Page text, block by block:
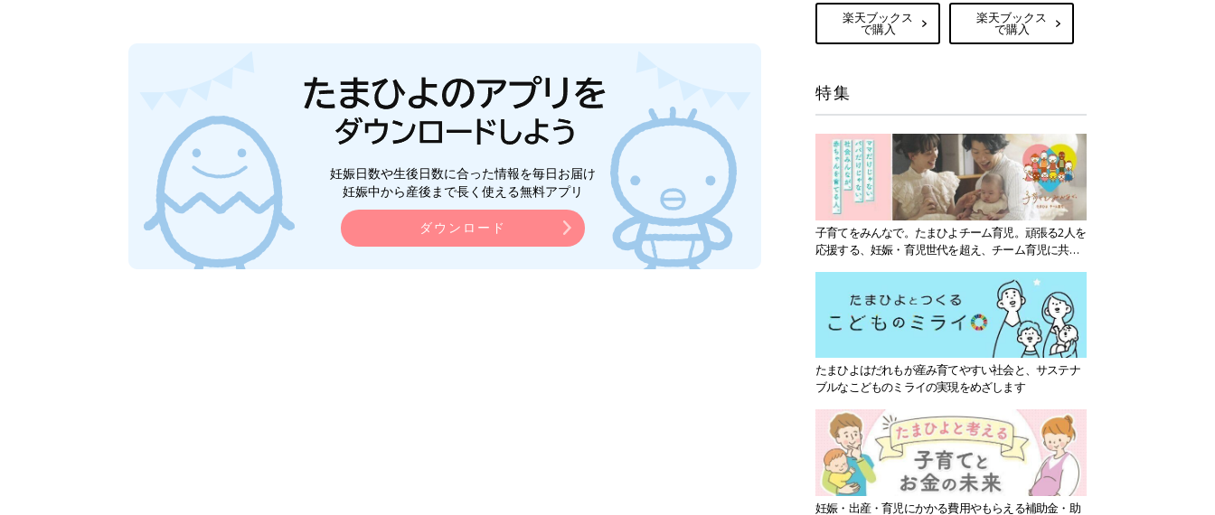
妊娠日数や生後日数に合った情報を毎日お届け
妊娠中から産後まで長く使える無料アプリ
ダウンロード
楽天ブックス
で購入
楽天ブックス
で購入
特集
子育てをみんなで。たまひよチーム育児。頑張る2人を
応援する、妊娠・育児世代を超え、チーム育児に共感
たまひよはだれもが産み育てやすい社会と、サステナ
ブルなこどものミライの実現をめざします
妊娠・出産・育児にかかる費用やもらえる補助金・助